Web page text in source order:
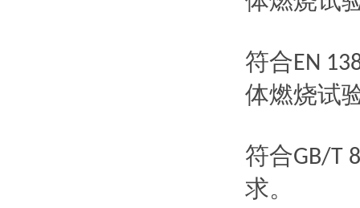
符合EN
体燃烧试
符合GB/T
求。